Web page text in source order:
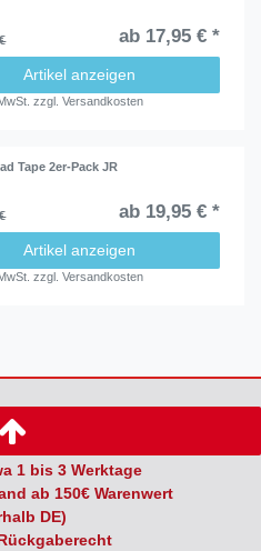
ab 17,95 € *
Artikel anzeigen
zzgl.Versandkosten
Tape 2er-Pack JR
ab 19,95 € *
Artikel anzeigen
zzgl.Versandkosten
1 bis 3 Werktage
ab 150€ Warenwert
DE)